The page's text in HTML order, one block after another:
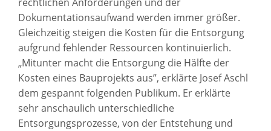
Dokumentationsaufwand werden immer größer.
Gleichzeitig steigen die Kosten für die Entsorgung
aufgrund fehlender Ressourcen kontinuierlich.
„Mitunter macht die Entsorgung die Hälfte der
Kosten eines Bauprojekts aus”, erklärte Josef Aschl
dem gespannt folgenden Publikum. Er erklärte
sehr anschaulich unterschiedliche
Entsorgungsprozesse, von der Entstehung und